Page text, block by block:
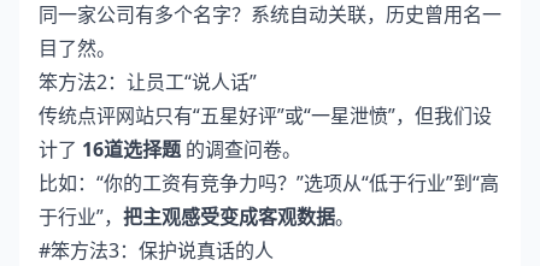
同一家公司有多个名字？系统自动关联，历史曾用名一
目了然。
笨方法2：让员工“说人话”
传统点评网站只有“五星好评”或“一星泄愤”，但我们设
计了 16道选择题的调查问卷。
比如：“你的工资有竞争力吗？”选项从“低于行业”到“高
于行业”， 把主观感受变成客观数据。
#笨方法3：保护说真话的人